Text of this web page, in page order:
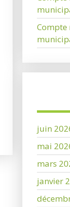
Compte
juin
mai
mars
janvier